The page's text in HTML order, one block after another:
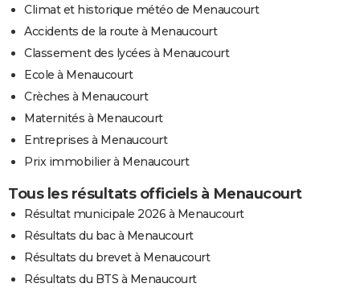
Climat et historique météo de Menaucourt
Accidents de la route à Menaucourt
Classement des lycées à Menaucourt
Ecole à Menaucourt
Crèches à Menaucourt
Maternités à Menaucourt
Entreprises à Menaucourt
Prix immobilier à Menaucourt
Tous les résultats officiels à Menaucourt
Résultat municipale 2026 à Menaucourt
Résultats du bac à Menaucourt
Résultats du brevet à Menaucourt
Résultats du BTS à Menaucourt